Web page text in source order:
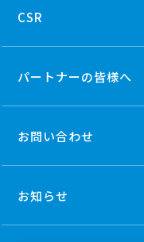
CSR
パートナーの皆様へ
お問い合わせ
お知らせ